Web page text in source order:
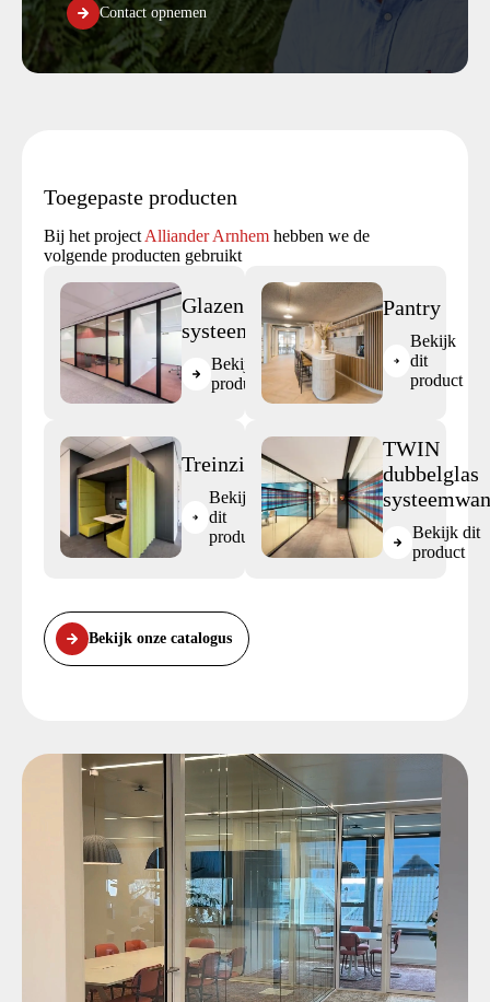
Contact opnemen
Toegepaste producten
Bij het project Alliander Arnhem hebben we de
volgende producten gebruikt
Glazen
systeemwand
Bekijk dit
product
Pantry
Bekijk
dit
product
Treinzit
Bekijk
dit
product
TWIN
dubbelglas
Bekijk dit
product
Bekijk onze catalogus